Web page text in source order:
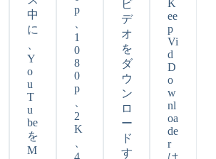
中
に
Y
o
u
T
u
be
を
M
p
1
0
8
0
p
2
K
4
ビ
デ
オ
を
ダ
ウ
ン
ロ
ー
ド
す
K
ee
p
Vi
d
D
o
w
nl
oa
de
r